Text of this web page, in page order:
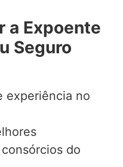
a Expoente
Seguro
experiência no
do